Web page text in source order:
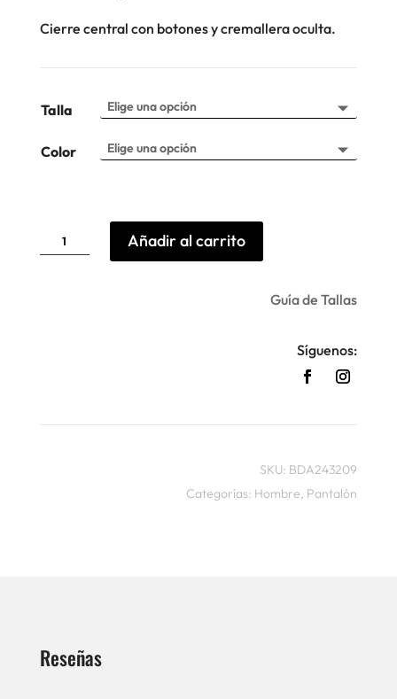
Cierre central con botones y cremallera oculta.
Talla
Color
Pantalon
rotos
Berna
Añadir al carrito
Guía de Tallas
Síguenos:
SKU: BDA243209
Categorías: Hombre, Pantalón
Reseñas